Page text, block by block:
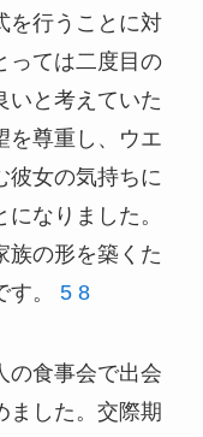
を行うことに対
っては二度目の
いと考えていた
を尊重し、ウエ
彼女の気持ちに
なりました。
族の形を築くた
す。 5 8
の食事会で出会
ました。交際期